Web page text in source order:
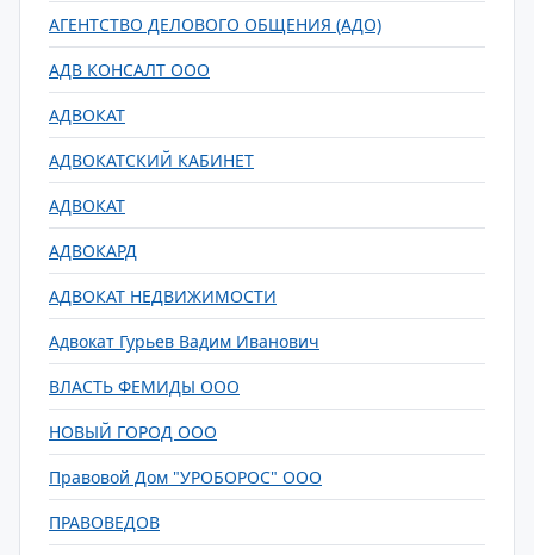
АГЕНТСТВО ДЕЛОВОГО ОБЩЕНИЯ (АДО)
АДВ КОНСАЛТ ООО
АДВОКАТ
АДВОКАТСКИЙ КАБИНЕТ
АДВОКАТ
АДВОКАРД
АДВОКАТ НЕДВИЖИМОСТИ
Адвокат Гурьев Вадим Иванович
ВЛАСТЬ ФЕМИДЫ ООО
НОВЫЙ ГОРОД ООО
Правовой Дом "УРОБОРОС" ООО
ПРАВОВЕДОВ